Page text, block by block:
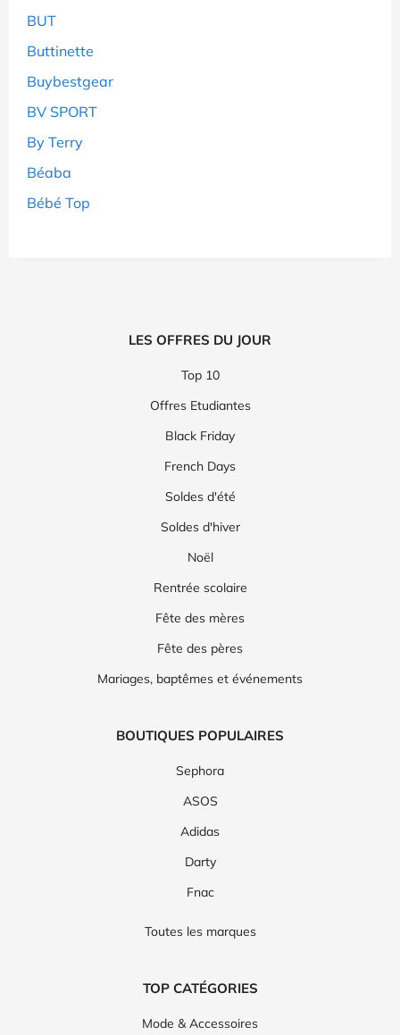
BUT
Buttinette
Buybestgear
BV SPORT
By Terry
Béaba
Bébé Top
LES OFFRES DU JOUR
Top 10
Offres Etudiantes
Black Friday
French Days
Soldes d'été
Soldes d'hiver
Noël
Rentrée scolaire
Fête des mères
Fête des pères
Mariages, baptêmes et événements
BOUTIQUES POPULAIRES
Sephora
ASOS
Adidas
Darty
Fnac
Toutes les marques
TOP CATÉGORIES
Mode & Accessoires